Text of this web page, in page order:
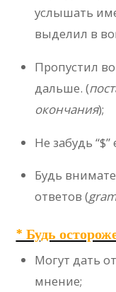
услышать
выделил в
Пропустил
дальше. (
окончания);
Не забудь
Будь
ответов (
* Будь
Могут дать
мнение;